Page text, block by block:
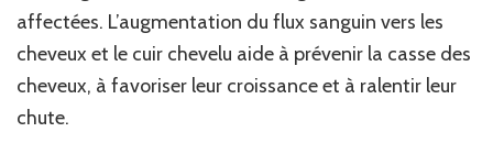
affectées. L’augmentation du flux sanguin vers les
cheveux et le cuir chevelu aide à prévenir la casse des
cheveux, à favoriser leur croissance et à ralentir leur
chute.